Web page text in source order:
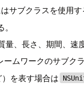
サブクラスを使用す
、長さ、期間、
ムワークのサブク
を表す場合は